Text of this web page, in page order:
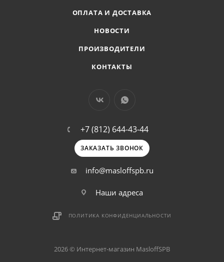
ОПЛАТА И ДОСТАВКА
НОВОСТИ
ПРОИЗВОДИТЕЛИ
КОНТАКТЫ
+7 (812) 644-43-44
ЗАКАЗАТЬ ЗВОНОК
info@masloffspb.ru
Наши адреса
ПОЛИТИКА КОНФИДЕНЦИАЛЬНОСТИ
2026 © Интернет-магазин MasloffSPB